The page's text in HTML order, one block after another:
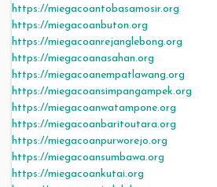
https://miegacoantobasamosir.org
https://miegacoanbuton.org
https://miegacoanrejanglebong.org
https://miegacoanasahan.org
https://miegacoanempatlawang.org
https://miegacoansimpangampek.org
https://miegacoanwatampone.org
https://miegacoanbaritoutara.org
https://miegacoanpurworejo.org
https://miegacoansumbawa.org
https://miegacoankutai.org